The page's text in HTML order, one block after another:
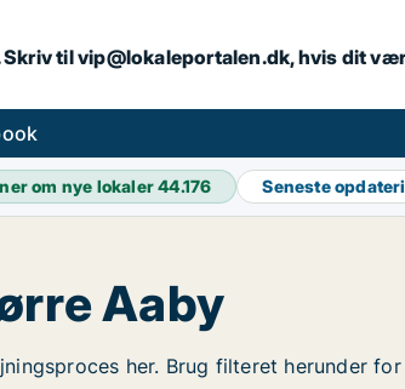
til vip@lokaleportalen.dk, hvis dit
om nye lokaler44.176 Seneste
Aaby
her. Brug filteret herunder